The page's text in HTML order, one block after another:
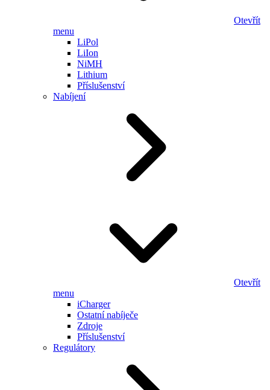
Otevřít
menu
LiPol
LiIon
NiMH
Lithium
Příslušenství
Nabíjení
Otevřít
menu
iCharger
Ostatní nabíječe
Zdroje
Příslušenství
Regulátory